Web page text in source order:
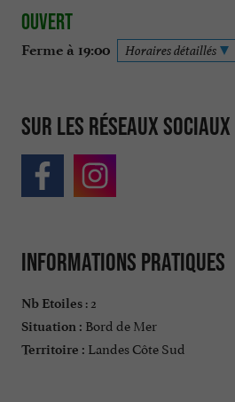
Ouvert
Ferme à 19:00 Horaires détaillés
Sur les réseaux sociaux
Informations pratiques
Nb Etoiles : 2
Situation : Bord de Mer
Territoire : Landes Côte Sud